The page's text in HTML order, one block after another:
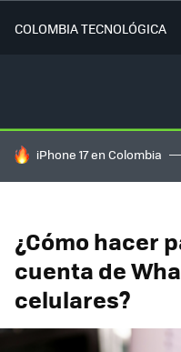
COLOMBIA TECNOLÓGICA
HOY SE HABLA DE
iPhone 17 en Colombia
¿Cómo hacer
cuenta de
celulares?